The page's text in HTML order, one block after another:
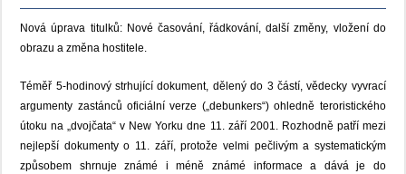
Nová úprava titulků: Nové časování, řádkování, další změny, vložení do
obrazu a změna hostitele.
Téměř 5-hodinový strhující dokument, dělený do 3 částí, vědecky vyvrací
argumenty zastánců oficiální verze („debunkers“) ohledně teroristického
útoku na „dvojčata“ v New Yorku dne 11. září 2001. Rozhodně patří mezi
nejlepší dokumenty o 11. září, protože velmi pečlivým a systematickým
způsobem shrnuje známé i méně známé informace a dává je do